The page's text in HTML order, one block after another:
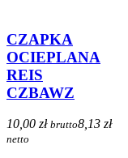
CZAPKA
OCIEPLANA
REIS
CZBAWZ
10,00 zł brutto8,13 zł
netto